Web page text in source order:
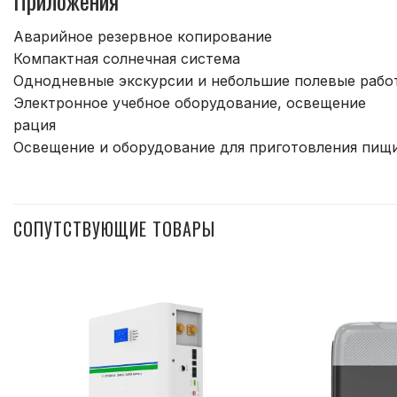
Аварийное резервное копирование
Компактная солнечная система
Однодневные экскурсии и небольшие полевые
Электронное учебное оборудование, освещение
рация
Освещение и оборудование для приготовления
СОПУТСТВУЮЩИЕ ТОВАРЫ